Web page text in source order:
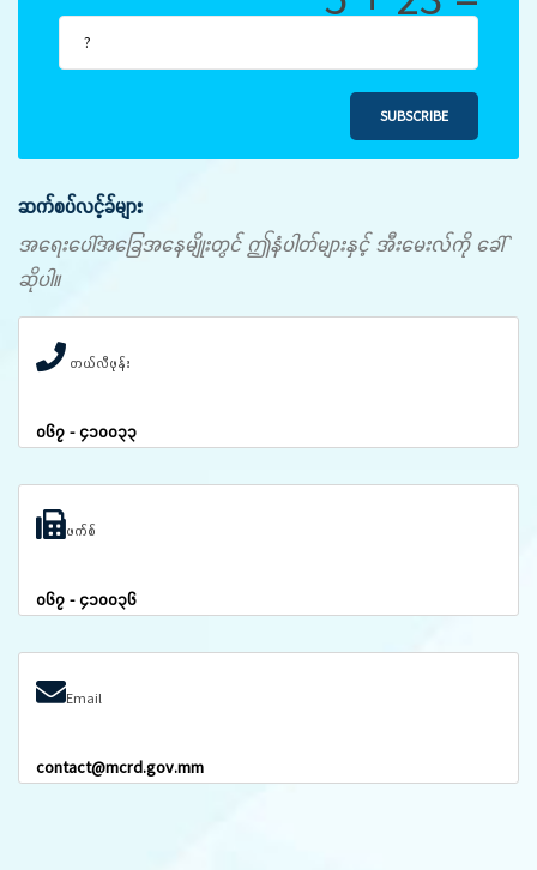
SUBSCRIBE
ဆက်စပ်လင့်ခ်များ
အရေးပေါ်အခြေအနေမျိုးတွင် ဤနံပါတ်များနှင့် အီးမေးလ်ကို ခေါ်
ဆိုပါ။
တယ်လီဖုန်း
၀၆၇ - ၄၁၀၀၃၃
ဖက်စ်
၀၆၇ - ၄၁၀၀၃၆
Email
contact@mcrd.gov.mm